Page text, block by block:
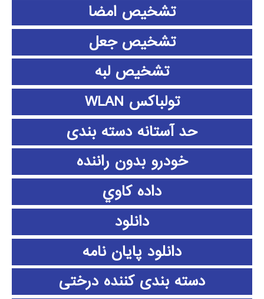
تشخیص امضا
تشخیص جعل
تشخیص لبه
تولباکس WLAN
حد آستانه دسته بندی
خودرو بدون راننده
داده كاوي
دانلود
دانلود پايان نامه
دسته بندی کننده درختی